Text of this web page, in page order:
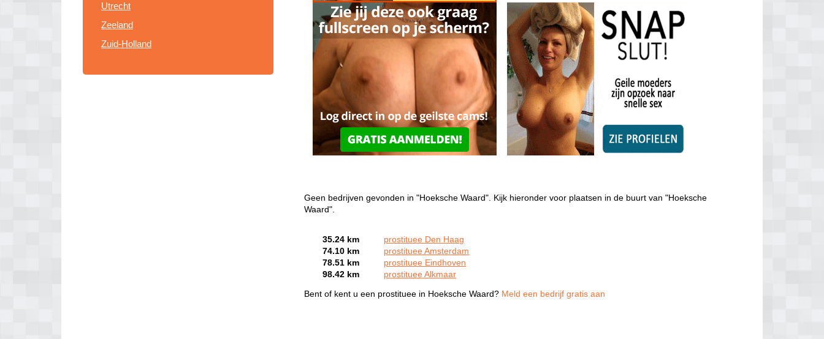
Utrecht
Zeeland
Zuid-Holland
Geen bedrijven gevonden in "Hoeksche Waard". Kijk hieronder voor plaatsen in de buurt van "Hoeksche
Waard".
35.24 km
prostituee Den Haag
74.10 km
prostituee Amsterdam
78.51 km
prostituee Eindhoven
98.42 km
prostituee Alkmaar
Bent of kent u een prostituee in Hoeksche Waard? Meld een bedrijf gratis aan